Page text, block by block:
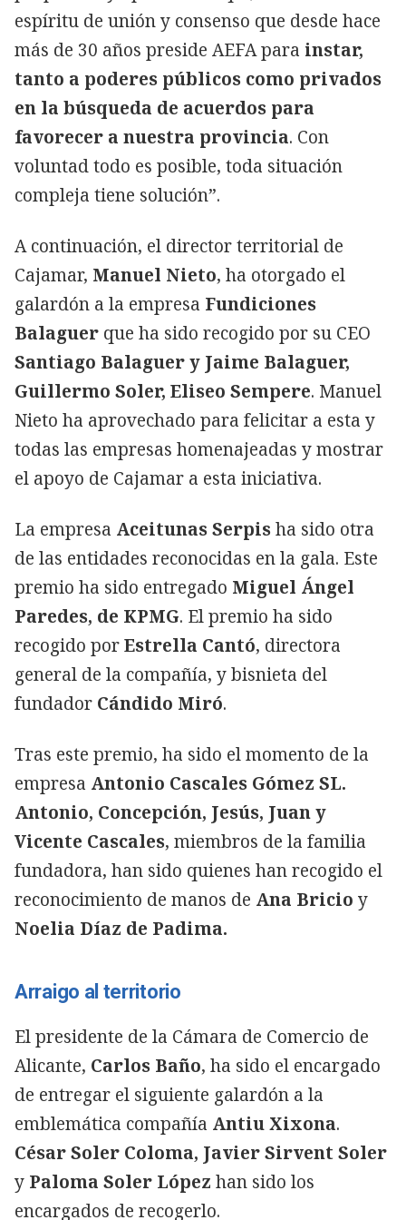
espíritu de unión y consenso que desde hace
más de 30 años preside AEFA para instar,
tanto a poderes públicos como privados
en la búsqueda de acuerdos para
favorecer a nuestra provincia. Con
voluntad todo es posible, toda situación
compleja tiene solución”.
A continuación, el director territorial de
Cajamar, Manuel Nieto, ha otorgado el
galardón a la empresa Fundiciones
Balaguer que ha sido recogido por su CEO
Santiago Balaguer y Jaime Balaguer,
Guillermo Soler, Eliseo Sempere. Manuel
Nieto ha aprovechado para felicitar a esta y
todas las empresas homenajeadas y mostrar
el apoyo de Cajamar a esta iniciativa.
La empresa Aceitunas Serpisha sido otra
de las entidades reconocidas en la gala. Este
premio ha sido entregado Miguel Ángel
Paredes, de KPMG. El premio ha sido
recogido porEstrella Cantó, directora
general de la compañía, y bisnieta del
fundador Cándido Miró.
Tras este premio, ha sido el momento de la
empresa Antonio Cascales Gómez SL.
Antonio, Concepción, Jesús, Juan y
Vicente Cascales, miembros de la familia
fundadora, han sido quienes han recogido el
reconocimiento de manos de Ana Bricio y
Noelia Díaz de Padima.
Arraigo al territorio
El presidente de la Cámara de Comercio de
Alicante, Carlos Baño, ha sido el encargado
de entregar el siguiente galardón a la
emblemática compañía Antiu Xixona.
César Soler Coloma, Javier Sirvent Soler
y Paloma Soler López han sido los
encargados de recogerlo.